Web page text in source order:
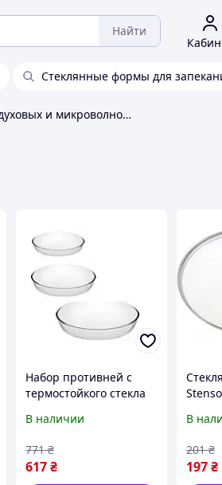
Найти
Стеклянные формы для
Посуда для духовых и микроволновых печей Stenson
Набор противней с
термостойкого стекла
3шт.,объем 1,6л / 2,4л /
В наличии
617₴
771 ₴
В
197 ₴
201 ₴